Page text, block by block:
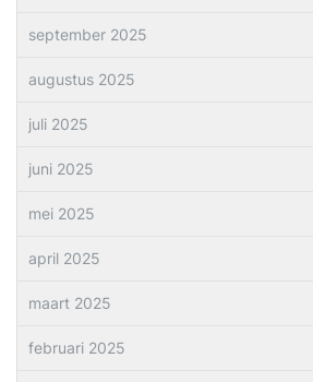
september 2025
augustus 2025
juli 2025
juni 2025
mei 2025
april 2025
maart 2025
februari 2025